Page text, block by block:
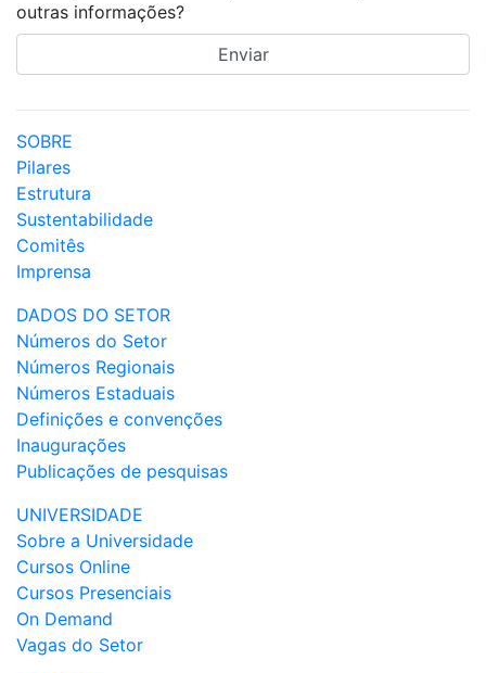
outras informações?
SOBRE
Pilares
Estrutura
Sustentabilidade
Comitês
Imprensa
DADOS DO SETOR
Números do Setor
Números Regionais
Números Estaduais
Definições e convenções
Inaugurações
Publicações de pesquisas
UNIVERSIDADE
Sobre a Universidade
Cursos Online
Cursos Presenciais
On Demand
Vagas do Setor